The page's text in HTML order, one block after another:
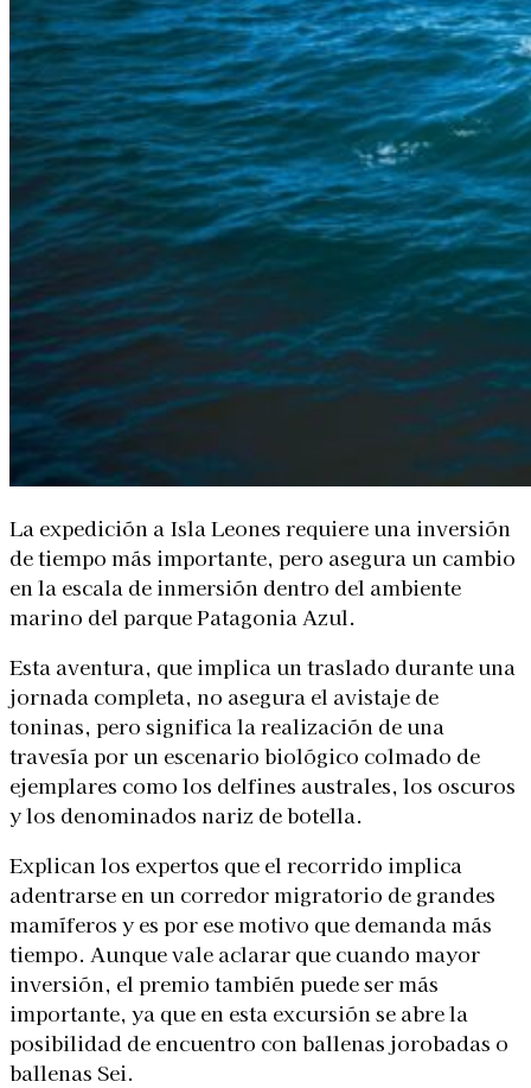
La expedición a Isla Leones requiere una inversión
de tiempo más importante, pero asegura un cambio
en la escala de inmersión dentro del ambiente
marino del parque Patagonia Azul.
Esta aventura, que implica un traslado durante una
jornada completa, no asegura el avistaje de
toninas, pero significa la realización de una
travesía por un escenario biológico colmado de
ejemplares como los delfines australes, los oscuros
y los denominados nariz de botella.
Explican los expertos que el recorrido implica
adentrarse en un corredor migratorio de grandes
mamíferos y es por ese motivo que demanda más
tiempo. Aunque vale aclarar que cuando mayor
inversión, el premio también puede ser más
importante, ya que en esta excursión se abre la
posibilidad de encuentro con ballenas jorobadas o
ballenas Sei.